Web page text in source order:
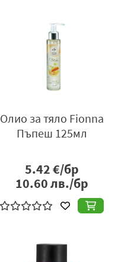
Олио за тяло Fionna
Пъпеш 125мл
5.42€/бр
10.60лв./бр